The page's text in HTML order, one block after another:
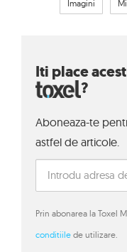
Imagini
Iti place
?
Aboneaza-te
astfel de articole.
Prin abonarea la Toxel
conditiile de utilizare.